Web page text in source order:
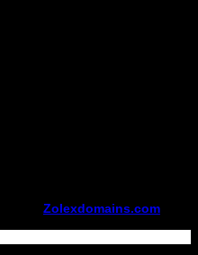
Zolexdomains.com